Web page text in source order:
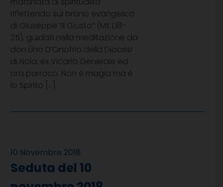
riflettendo sul brano evangelico
di Giuseppe “il Giusto” (Mt 1,18-
25), guidati nella meditazione da
don Lino D’Onofrio della Diocesi
di Nola, ex Vicario Generale ed
ora parroco. Non è magia ma è
lo Spirito […]
10 Novembre 2018
Seduta del 10